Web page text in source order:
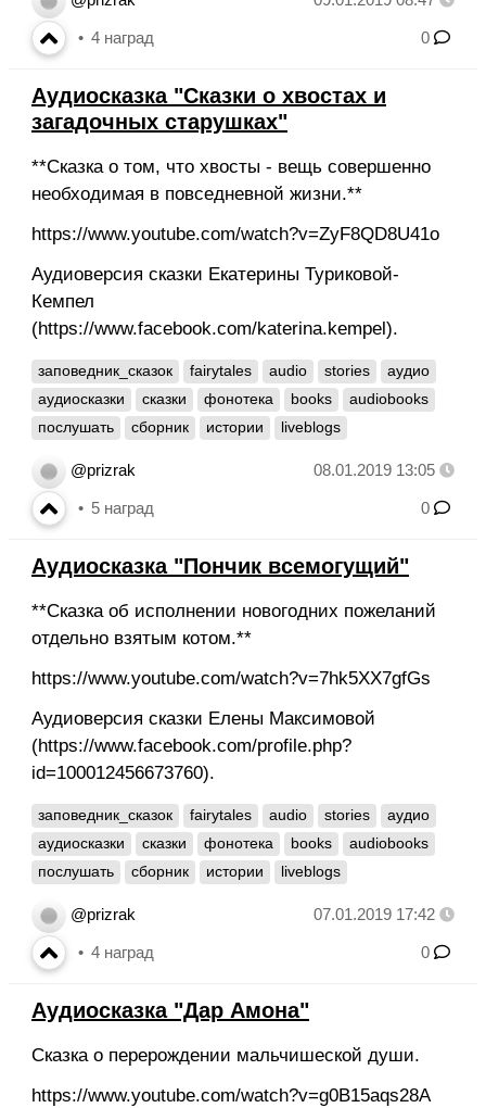
4 наград 0
Аудиосказка "Сказки о хвостах и
загадочных старушках"
**Сказка о том, что хвосты - вещь совершенно
необходимая в повседневной жизни.**
https://www.youtube.com/watch?v=ZyF8QD8U41o
Аудиоверсия сказки Екатерины Туриковой-
Кемпел
(https://www.facebook.com/katerina.kempel).
заповедник_сказок fairytales audio stories
аудио
аудиосказки
сказки фонотека books
audiobooks
послушать
сборник истории liveblogs
@prizrak 08.01.2019 13:05
5 наград 0
Аудиосказка "Пончик всемогущий"
**Сказка об исполнении новогодних пожеланий
отдельно взятым котом.**
https://www.youtube.com/watch?v=7hk5XX7gfGs
Аудиоверсия сказки Елены Максимовой
(https://www.facebook.com/profile.php?
id=100012456673760).
заповедник_сказок fairytales audio stories
аудио
аудиосказки
сказки фонотека books
audiobooks
послушать
сборник истории liveblogs
@prizrak 07.01.2019 17:42
4 наград 0
Аудиосказка "Дар Амона"
Сказка о перерождении мальчишеской души.
https://www.youtube.com/watch?v=g0B15aqs28A